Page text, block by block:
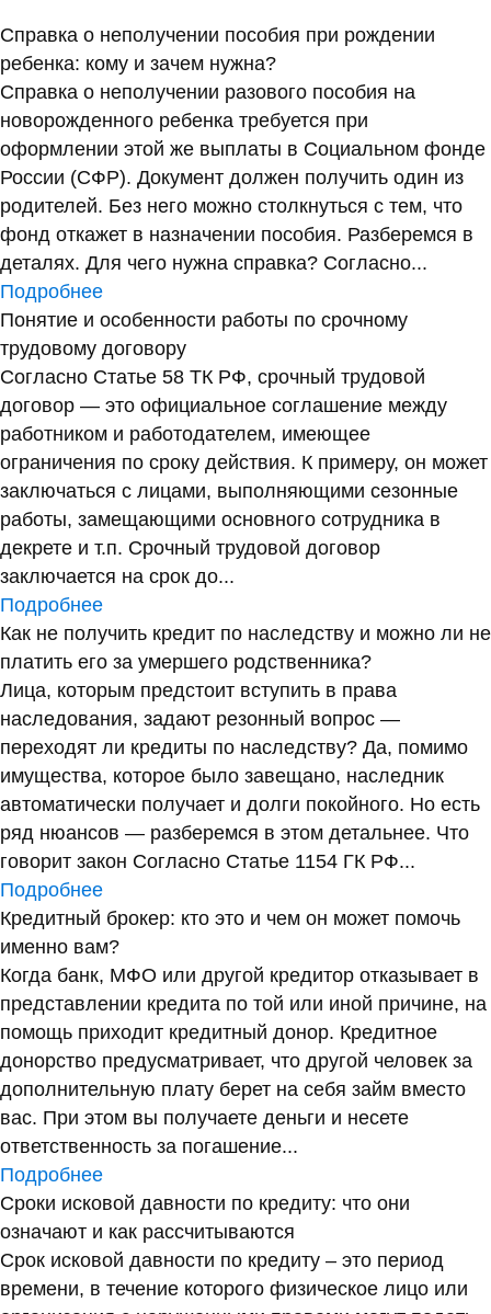
Справка о неполучении пособия при рождении
ребенка: кому и зачем нужна?
Справка о неполучении разового пособия на
новорожденного ребенка требуется при
оформлении этой же выплаты в Социальном фонде
России (СФР). Документ должен получить один из
родителей. Без него можно столкнуться с тем, что
фонд откажет в назначении пособия. Разберемся в
деталях. Для чего нужна справка? Согласно...
Подробнее
Понятие и особенности работы по срочному
трудовому договору
Согласно Статье 58 ТК РФ, срочный трудовой
договор — это официальное соглашение между
работником и работодателем, имеющее
ограничения по сроку действия. К примеру, он может
заключаться с лицами, выполняющими сезонные
работы, замещающими основного сотрудника в
декрете и т.п. Срочный трудовой договор
заключается на срок до...
Подробнее
Как не получить кредит по наследству и можно ли не
платить его за умершего родственника?
Лица, которым предстоит вступить в права
наследования, задают резонный вопрос —
переходят ли кредиты по наследству? Да, помимо
имущества, которое было завещано, наследник
автоматически получает и долги покойного. Но есть
ряд нюансов — разберемся в этом детальнее. Что
говорит закон Согласно Статье 1154 ГК РФ...
Подробнее
Кредитный брокер: кто это и чем он может помочь
именно вам?
Когда банк, МФО или другой кредитор отказывает в
представлении кредита по той или иной причине, на
помощь приходит кредитный донор. Кредитное
донорство предусматривает, что другой человек за
дополнительную плату берет на себя займ вместо
вас. При этом вы получаете деньги и несете
ответственность за погашение...
Подробнее
Сроки исковой давности по кредиту: что они
означают и как рассчитываются
Срок исковой давности по кредиту – это период
времени, в течение которого физическое лицо или